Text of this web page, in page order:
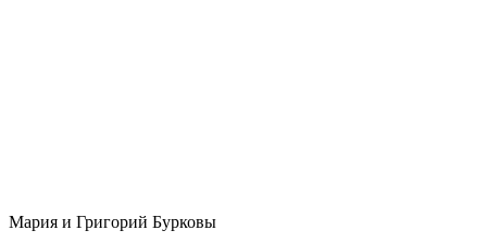
Мария и Григорий Бурковы